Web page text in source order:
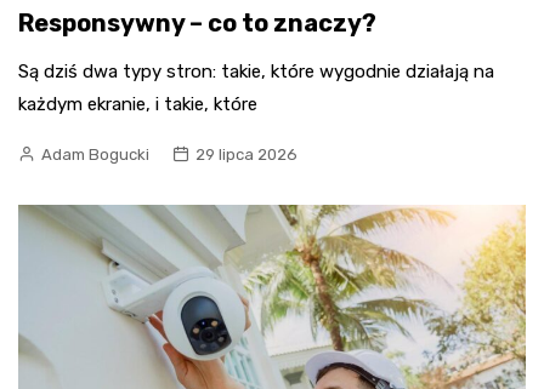
Responsywny – co to znaczy?
Są dziś dwa typy stron: takie, które wygodnie działają na
każdym ekranie, i takie, które
Adam Bogucki 29 lipca 2026